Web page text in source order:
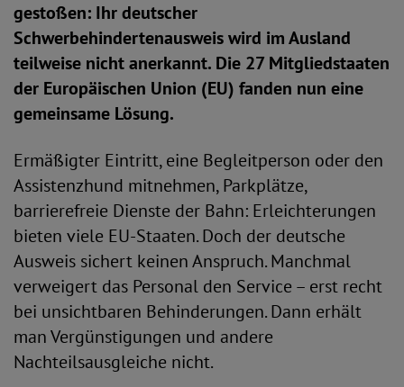
gestoßen: Ihr deutscher
Schwerbehindertenausweis wird im Ausland
teilweise nicht anerkannt. Die 27 Mitgliedstaaten
der Europäischen Union (EU) fanden nun eine
gemeinsame Lösung.
Ermäßigter Eintritt, eine Begleitperson oder den
Assistenzhund mitnehmen, Parkplätze,
barrierefreie Dienste der Bahn: Erleichterungen
bieten viele EU-Staaten. Doch der deutsche
Ausweis sichert keinen Anspruch. Manchmal
verweigert das Personal den Service – erst recht
bei unsichtbaren Behinderungen. Dann erhält
man Vergünstigungen und andere
Nachteilsausgleiche nicht.